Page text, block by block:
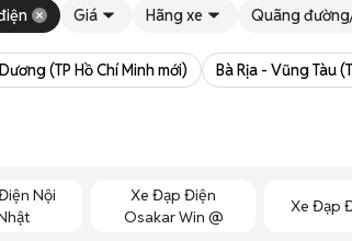
Giá Hãng xe Quãng
(TP Hồ Chí Minh mới) Bà Rịa - Vũng Tàu
Nội
Xe Đạp Điện
Osakar Win @
Xe Đạp